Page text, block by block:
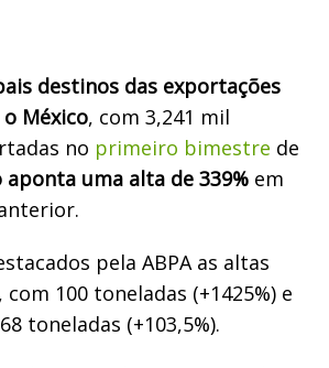
destinos das exportações
México, com 3,241 mil
no primeiro bimestre de
aponta uma alta de 339% em
pela ABPA as altas
com 100 toneladas (+1425%) e
toneladas (+103,5%).